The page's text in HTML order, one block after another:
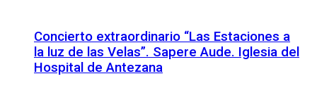
Concierto extraordinario “Las Estaciones a
la luz de las Velas”. Sapere Aude. Iglesia del
Hospital de Antezana